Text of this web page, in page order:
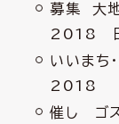
募集 大地
2018 日
いいまち
2018
催し ゴ